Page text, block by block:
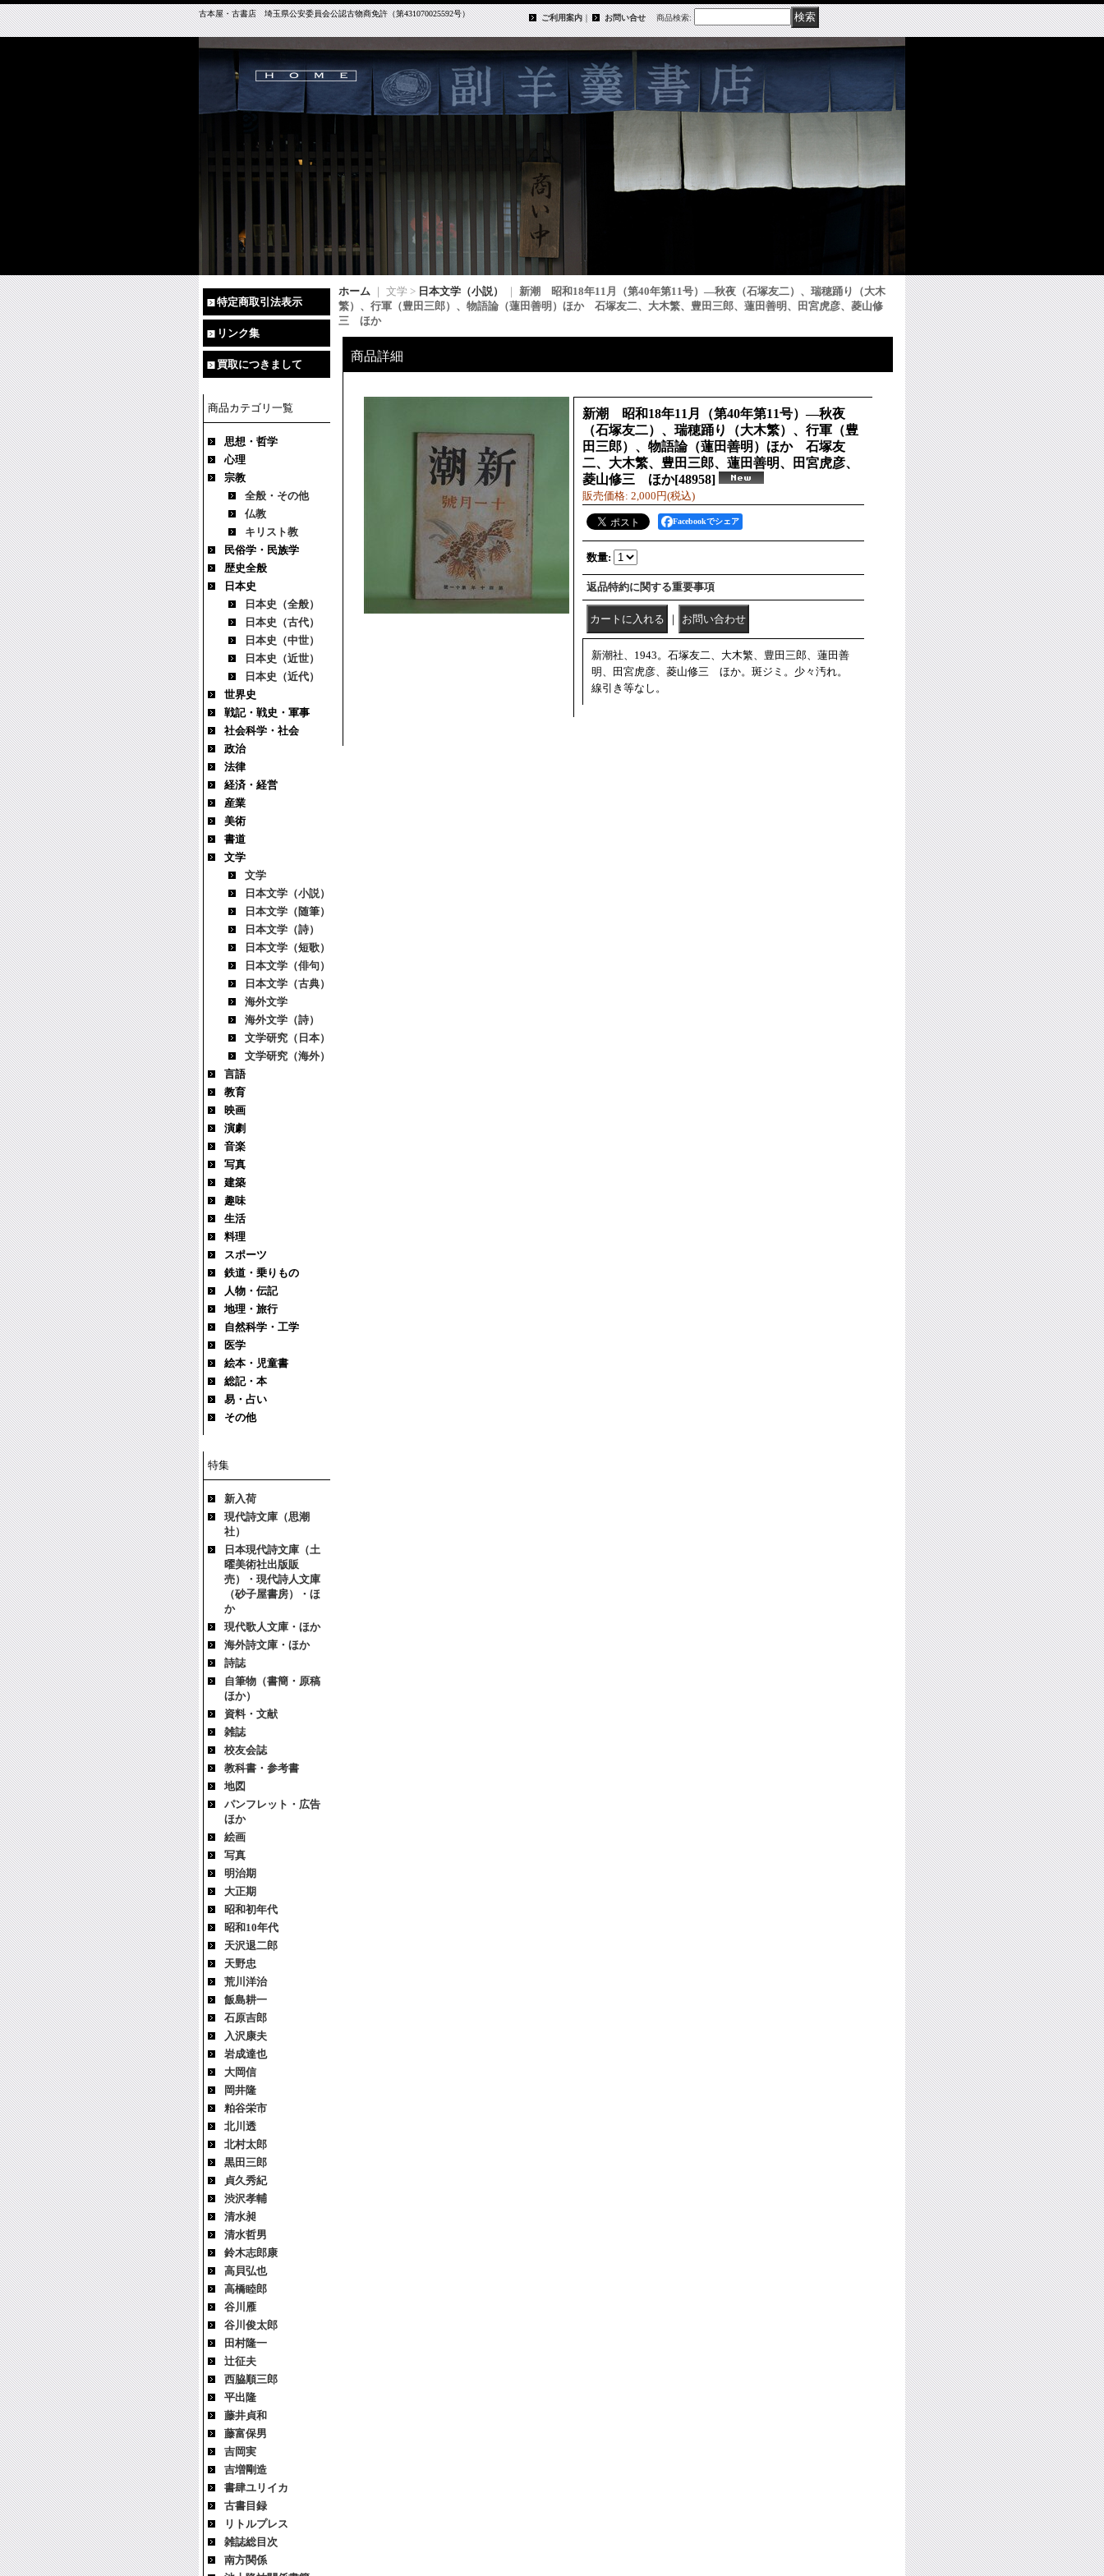
古本屋・古書店 埼玉県公安委員会公認古物商免許（第431070025592号） ご利用案内｜ お問い合せ 商品検索:
特定商取引法表示
リンク集
買取につきまして
商品カテゴリ一覧
思想・哲学
心理
宗教
全般・その他
仏教
キリスト教
民俗学・民族学
歴史全般
日本史
日本史（全般）
日本史（古代）
日本史（中世）
日本史（近世）
日本史（近代）
世界史
戦記・戦史・軍事
社会科学・社会
政治
法律
経済・経営
産業
美術
書道
文学
文学
日本文学（小説）
日本文学（随筆）
日本文学（詩）
日本文学（短歌）
日本文学（俳句）
日本文学（古典）
海外文学
海外文学（詩）
文学研究（日本）
文学研究（海外）
言語
教育
映画
演劇
音楽
写真
建築
趣味
生活
料理
スポーツ
鉄道・乗りもの
人物・伝記
地理・旅行
自然科学・工学
医学
絵本・児童書
総記・本
易・占い
その他
特集
新入荷
現代詩文庫（思潮
社）
日本現代詩文庫（土
曜美術社出版販
売）・現代詩人文庫
（砂子屋書房）・ほ
か
現代歌人文庫・ほか
海外詩文庫・ほか
詩誌
自筆物（書簡・原稿
ほか）
資料・文献
雑誌
校友会誌
教科書・参考書
地図
パンフレット・広告
ほか
絵画
写真
明治期
大正期
昭和初年代
昭和10年代
天沢退二郎
天野忠
荒川洋治
飯島耕一
石原吉郎
入沢康夫
岩成達也
大岡信
岡井隆
粕谷栄市
北川透
北村太郎
黒田三郎
貞久秀紀
渋沢孝輔
清水昶
清水哲男
鈴木志郎康
高貝弘也
高橋睦郎
谷川雁
谷川俊太郎
田村隆一
辻征夫
西脇順三郎
平出隆
藤井貞和
藤富保男
吉岡実
吉増剛造
書肆ユリイカ
古書目録
リトルプレス
雑誌総目次
南方関係
ホーム ｜ 文学 > 日本文学（小説）
新潮 昭和18年11月（第40年第11号）―秋夜（石塚友二）、瑞穂踊り（大木
繁）、行軍（豊田三郎）、物語論（蓮田善明）ほか 石塚友二、大木繁、豊田三郎、蓮田善明、田宮虎彦、菱山修
三 ほか
商品詳細
新潮 昭和18年11月（第40年第11号）―秋夜
（石塚友二）、瑞穂踊り（大木繁）、行軍（豊
田三郎）、物語論（蓮田善明）ほか 石塚友
二、大木繁、豊田三郎、蓮田善明、田宮虎彦、
菱山修三 ほか[48958]
販売価格: 2,000円(税込)
Facebookでシェア
数量:
返品特約に関する重要事項
｜
新潮社、1943。石塚友二、大木繁、豊田三郎、蓮田善
明、田宮虎彦、菱山修三 ほか。斑ジミ。少々汚れ。
線引き等なし。